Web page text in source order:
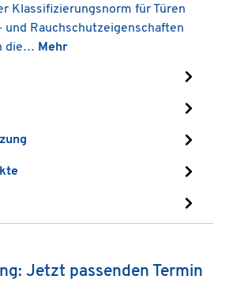
Klassifizierungsnorm für Türen
und Rauchschutzeigenschaften
die… Mehr
Jetzt passenden Termin